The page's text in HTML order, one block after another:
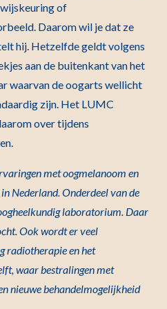
of
Daarom wil je dat ze
hij. Hetzelfde geldt volgens
aan de buitenkant van het
waarvan de oogarts wellicht
zijn. Het LUMC
over tijdens
met oogmelanoom en
Nederland. Onderdeel van de
laboratorium. Daar
Ook wordt er veel
radiotherapie en het
waar bestralingen met
nieuwe behandelmogelijkheid